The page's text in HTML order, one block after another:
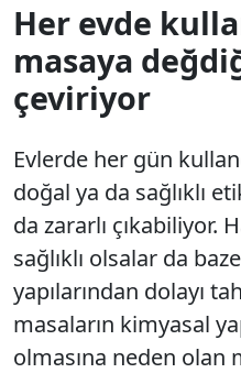
Her evde
masaya
çeviriyor
Evlerde her gün
doğal ya da sağlıklı
da zararlı çıkabiliyor.
sağlıklı olsalar da
yapılarından dolayı
masaların kimyasal
olmasına neden olan